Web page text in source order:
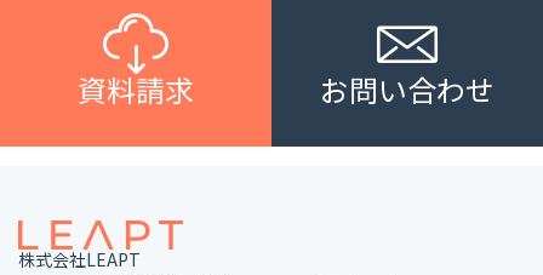
資料請求 お問い合わせ
株式会社LEAPT